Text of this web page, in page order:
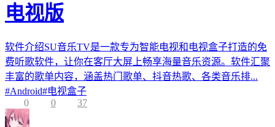
电视版
软件介绍SU音乐TV是一款专为智能电视和电视盒子打造的免
费听歌软件，让你在客厅大屏上畅享海量音乐资源。软件汇聚
丰富的歌单内容，涵盖热门歌单、抖音热歌、各类音乐排...
#Android#电视盒子
0
0 37